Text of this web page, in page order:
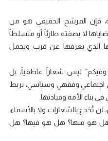
فإن المرشح الحقيقي هو من
لا بصفته طارئاً أو متسلطاً
الذي يعرفها عن قرب ويحمل
ليس شعاراً عاطفياً، بل
وفقهي وسياسي، يربط
في بناء الأمة وقيادتها.
لن تُخدع بالشعارات ولا بالأسماء،
هل هو منها؟ هل هو فيها؟ هل